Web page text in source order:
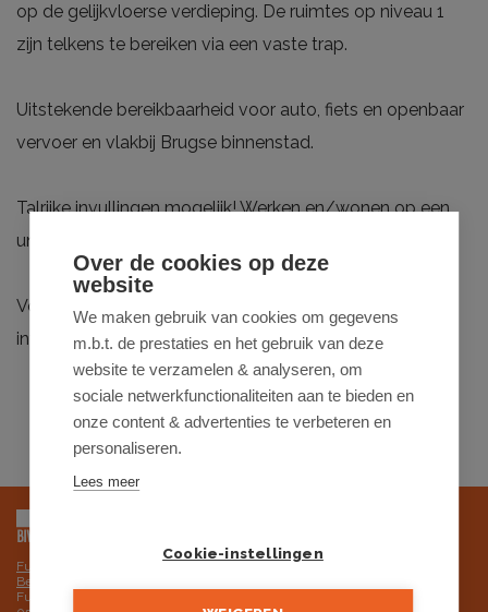
op de gelijkvloerse verdieping. De ruimtes op niveau 1
zijn telkens te bereiken via een vaste trap.
Uitstekende bereikbaarheid voor auto, fiets en openbaar
vervoer en vlakbij Brugse binnenstad.
Talrijke invullingen mogelijk! Werken en/wonen op een
unieke plek!
Voor meer info of een bezoek ter plaatse:
info@futurimmo.be - 0470 50 50 50.
Futurimmo BV is onderworpen aan de deontologische code van het BIV,
Beroepsinstituut van Vastgoedmakelaars
Futurimmo BV: ondernemingsnummer 0525.725.251 - BTW BE
Over de cookies op deze
website
We maken gebruik van cookies om gegevens
m.b.t. de prestaties en het gebruik van deze
website te verzamelen & analyseren, om
sociale netwerkfunctionaliteiten aan te bieden en
onze content & advertenties te verbeteren en
personaliseren.
Lees meer
Cookie-instellingen